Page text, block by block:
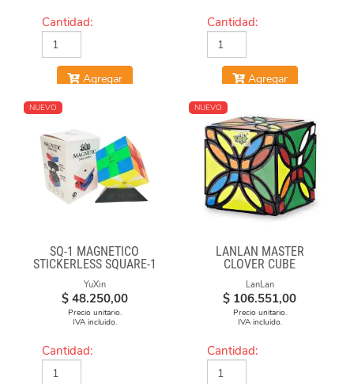
Cantidad:
Agregar
Cantidad:
Agregar
NUEVO
SQ-1 MAGNÉTICO
STICKERLESS SQUARE-1
YuXin
$ 48.250,00
Precio unitario.
IVA incluido.
Cantidad:
NUEVO
LANLAN MASTER
CLOVER CUBE
LanLan
$ 106.551,00
Precio unitario.
IVA incluido.
Cantidad: